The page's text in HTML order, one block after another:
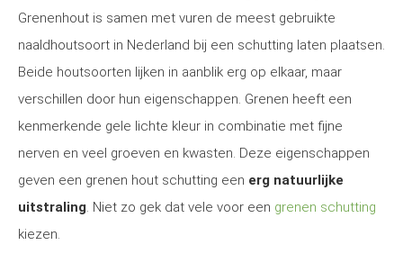
Grenenhout is samen met vuren de meest gebruikte
naaldhoutsoort in Nederland bij een schutting laten plaatsen.
Beide houtsoorten lijken in aanblik erg op elkaar, maar
verschillen door hun eigenschappen. Grenen heeft een
kenmerkende gele lichte kleur in combinatie met fijne
nerven en veel groeven en kwasten. Deze eigenschappen
geven een grenen hout schutting een erg natuurlijke
uitstraling. Niet zo gek dat vele voor een grenen schutting
kiezen.